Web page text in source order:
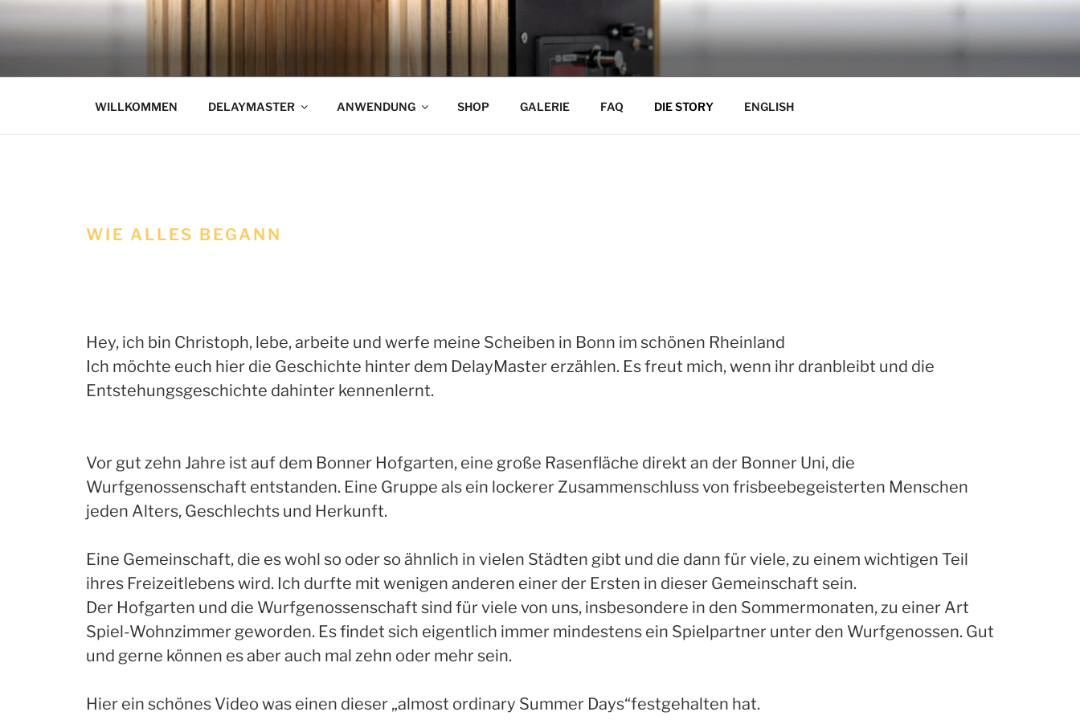
Inhalt
the freestyle frisbee spinmachine
WILLKOMMEN DELAYMASTER ANWENDUNG SHOP GALERIE FAQ DIE STORY ENGLISH
WIE ALLES BEGANN
Hey, ich bin Christoph, lebe, arbeite und werfe meine Scheiben in Bonn im schönen Rheinland
Ich möchte euch hier die Geschichte hinter dem DelayMaster erzählen. Es freut mich, wenn ihr dranbleibt und die
Entstehungsgeschichte dahinter kennenlernt.
Vor gut zehn Jahre ist auf dem Bonner Hofgarten, eine große Rasenfläche direkt an der Bonner Uni, die
Wurfgenossenschaft entstanden. Eine Gruppe als ein lockerer Zusammenschluss von frisbeebegeisterten Menschen
jeden Alters, Geschlechts und Herkunft.
Eine Gemeinschaft, die es wohl so oder so ähnlich in vielen Städten gibt und die dann für viele, zu einem wichtigen Teil
ihres Freizeitlebens wird. Ich durfte mit wenigen anderen einer der Ersten in dieser Gemeinschaft sein.
Der Hofgarten und die Wurfgenossenschaft sind für viele von uns, insbesondere in den Sommermonaten, zu einer Art
Spiel-Wohnzimmer geworden. Es findet sich eigentlich immer mindestens ein Spielpartner unter den Wurfgenossen. Gut
und gerne können es aber auch mal zehn oder mehr sein.
Hier ein schönes Video was einen dieser „almost ordinary Summer Days“festgehalten hat.